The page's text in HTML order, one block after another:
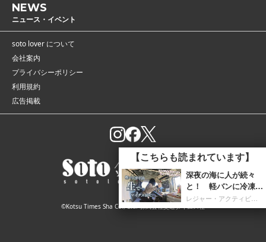
NEWS
ニュース・イベント
soto lover について
会社案内
プライバシーポリシー
利用規約
広告掲載
©Kotsu Times Sha Co., Ltd. 株式会社交通タイムス社